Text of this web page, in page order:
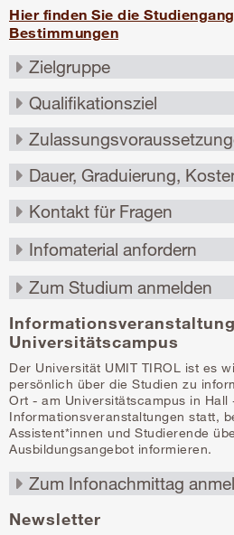
Hier finden Sie die
Bestimmungen
Universitätscampus
Der Universität UMIT TIROL ist es
persönlich über die Studien zu
Ort - am Universitätscampus in Hall
Informationsveranstaltungen statt,
Assistent*innen und Studierende
Ausbildungsangebot informieren.
Newsletter